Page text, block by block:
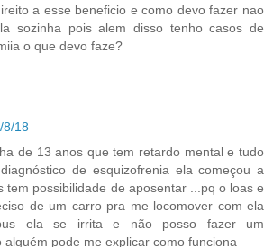
a esse beneficio e como devo fazer nao
sozinha pois alem disso tenho casos de
o que devo faze?
8/18
de 13 anos que tem retardo mental e tudo
de esquizofrenia ela começou a
tem possibilidade de aposentar ...pq o loas e
de um carro pra me locomover com ela
ela se irrita e não posso fazer um
alguém pode me explicar como funciona